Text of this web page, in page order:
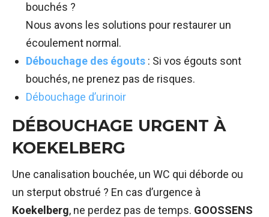
bouchés ?
Nous avons les solutions pour restaurer un
écoulement normal.
Débouchage des égouts : Si vos égouts sont
bouchés, ne prenez pas de risques.
Débouchage d’urinoir
DÉBOUCHAGE URGENT À
KOEKELBERG
Une canalisation bouchée, un WC qui déborde ou
un sterput obstrué ? En cas d’urgence à
Koekelberg, ne perdez pas de temps. GOOSSENS